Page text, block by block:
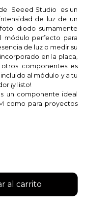
Seeed Studio
es un
de luz de un
diodo sumamente
módulo perfecto para
de luz o medir su
en la placa,
componentes es
al módulo y a tu
¡y listo!
un componente ideal
como para proyectos
al carrito